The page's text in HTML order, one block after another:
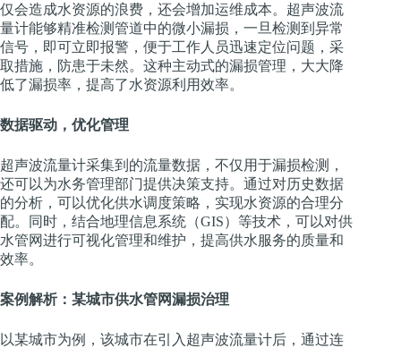
仅会造成水资源的浪费，还会增加运维成本。超声波流
量计能够精准检测管道中的微小漏损，一旦检测到异常
信号，即可立即报警，便于工作人员迅速定位问题，采
取措施，防患于未然。这种主动式的漏损管理，大大降
低了漏损率，提高了水资源利用效率。
数据驱动，优化管理
超声波流量计采集到的流量数据，不仅用于漏损检测，
还可以为水务管理部门提供决策支持。通过对历史数据
的分析，可以优化供水调度策略，实现水资源的合理分
配。同时，结合地理信息系统（GIS）等技术，可以对供
水管网进行可视化管理和维护，提高供水服务的质量和
效率。
案例解析：某城市供水管网漏损治理
以某城市为例，该城市在引入超声波流量计后，通过连